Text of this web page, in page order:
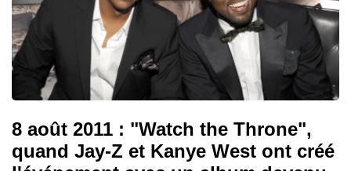
8 août 2011 : "Watch the Throne",
quand Jay-Z et Kanye West ont créé